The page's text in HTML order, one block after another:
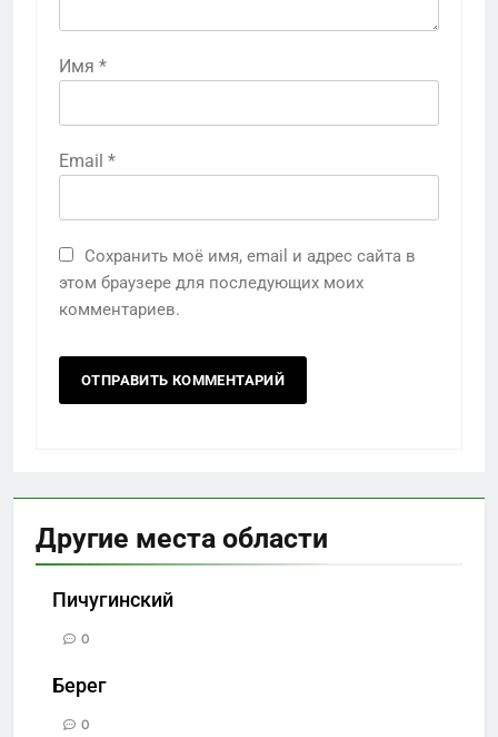
Имя *
Email *
Сохранить моё имя, email и адрес сайта в
этом браузере для последующих моих
комментариев.
Другие места области
Пичугинский
0
Берег
0